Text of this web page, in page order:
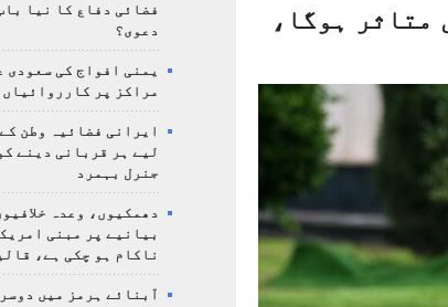
متاثر ہوگا،
فضائی دفاع کا نیا
دعوی؟
یمنی افواج کی سعودی
مراکز پر کارروائیاں
ایرانی فضائیہ وطن
لیے ہر قربانی دینے
جنرل بہمرد
دھمکیوں، وعدہ
بیانیے پر مبنی
ناکام ہو چکی ہے،
آبنائے ہرمز میں